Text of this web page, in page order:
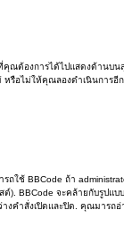
คุณต้องการได้ไปแสดงด้านบ
รือไม่ให้คุณลองดำเนินการอี
ถใช้ BBCode ถ้า
BBCode จะคล้ายกับรูปแบ
งคำสั่งเปิดและปิด. คุณมารถ